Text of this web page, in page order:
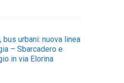
bus urbani: nuova linea
– Sbarcadero e
in via Elorina